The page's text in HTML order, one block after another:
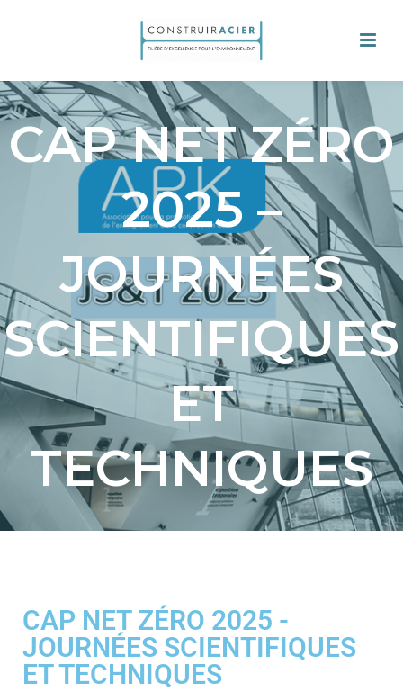
CAP NET ZÉRO
2025 –
JOURNÉES
SCIENTIFIQUES
ET
TECHNIQUES
CAP NET ZÉRO 2025 -
JOURNÉES SCIENTIFIQUES
ET TECHNIQUES